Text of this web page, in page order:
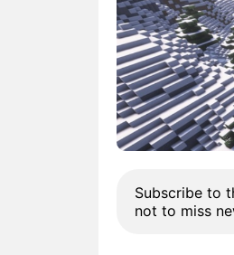
Subscribe to
not to miss